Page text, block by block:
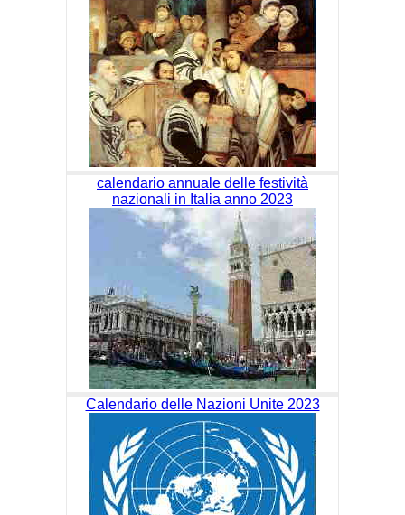
calendario annuale delle festività
nazionali in Italia anno 2023
Calendario delle Nazioni Unite 2023